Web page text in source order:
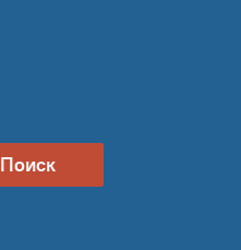
Поиск